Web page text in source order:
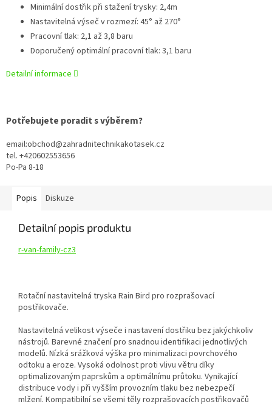
Minimální dostřik při stažení trysky: 2,4m
Nastavitelná výseč v rozmezí: 45° až 270°
Pracovní tlak: 2,1 až 3,8 baru
Doporučený optimální pracovní tlak: 3,1 baru
Detailní informace
Potřebujete poradit s výběrem?
email:obchod@zahradnitechnikakotasek.cz
tel. +420602553656
Po-Pa 8-18
Popis Diskuze
Detailní popis produktu
r-van-family-cz3
Rotační nastavitelná tryska Rain Bird pro rozprašovací
postřikovače.
Nastavitelná velikost výseče i nastavení dostřiku bez jakýchkoliv
nástrojů. Barevné značení pro snadnou identifikaci jednotlivých
modelů. Nízká srážková výška pro minimalizaci povrchového
odtoku a eroze. Vysoká odolnost proti vlivu větru díky
optimalizovaným paprskům a optimálnímu průtoku. Vynikající
distribuce vody i při vyšším provozním tlaku bez nebezpečí
mlžení. Kompatibilní se všemi těly rozprašovacích postřikovačů